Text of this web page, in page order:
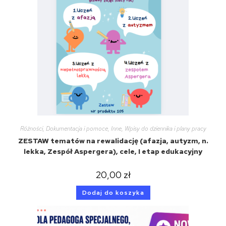
Różności, Dokumentacja i pomoce, Inne, Wpisy do dziennika i plany pracy
ZESTAW tematów na rewalidację (afazja, autyzm, n.
lekka, Zespół Aspergera), cele, I etap edukacyjny
20,00 zł
Dodaj do koszyka